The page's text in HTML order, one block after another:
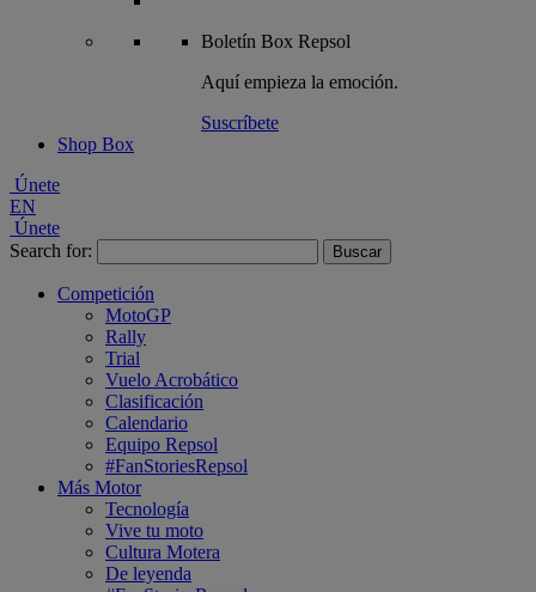
Boletín Box Repsol
Aquí empieza la emoción.
Suscríbete
Shop Box
Únete
EN
Únete
Search for:
Competición
MotoGP
Rally
Trial
Vuelo Acrobático
Clasificación
Calendario
Equipo Repsol
#FanStoriesRepsol
Más Motor
Tecnología
Vive tu moto
Cultura Motera
De leyenda